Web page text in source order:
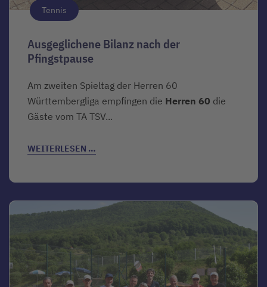
Tennis
Ausgeglichene Bilanz nach der
Pfingstpause
Am zweiten Spieltag der Herren 60
Württembergliga empfingen die Herren 60 die
Gäste vom TA TSV...
WEITERLESEN …